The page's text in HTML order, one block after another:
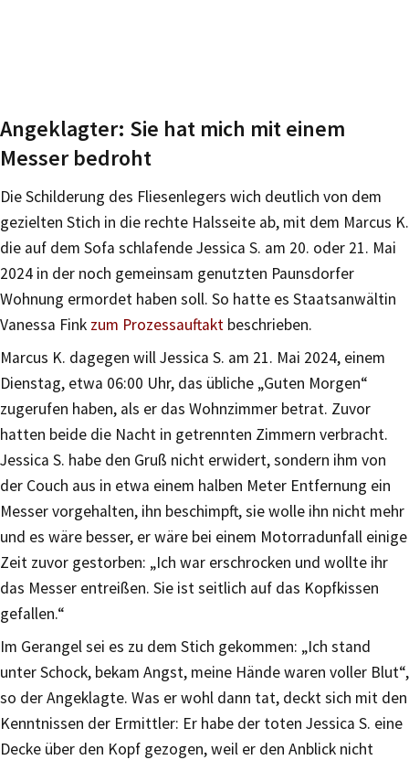
Angeklagter: Sie hat mich mit einem
Messer bedroht
Die Schilderung des Fliesenlegers wich deutlich von dem
gezielten Stich in die rechte Halsseite ab, mit dem Marcus K.
die auf dem Sofa schlafende Jessica S. am 20. oder 21. Mai
2024 in der noch gemeinsam genutzten Paunsdorfer
Wohnung ermordet haben soll. So hatte es Staatsanwältin
Vanessa Fink zum Prozessauftakt beschrieben.
Marcus K. dagegen will Jessica S. am 21. Mai 2024, einem
Dienstag, etwa 06:00 Uhr, das übliche „Guten Morgen“
zugerufen haben, als er das Wohnzimmer betrat. Zuvor
hatten beide die Nacht in getrennten Zimmern verbracht.
Jessica S. habe den Gruß nicht erwidert, sondern ihm von
der Couch aus in etwa einem halben Meter Entfernung ein
Messer vorgehalten, ihn beschimpft, sie wolle ihn nicht mehr
und es wäre besser, er wäre bei einem Motorradunfall einige
Zeit zuvor gestorben: „Ich war erschrocken und wollte ihr
das Messer entreißen. Sie ist seitlich auf das Kopfkissen
gefallen.“
Im Gerangel sei es zu dem Stich gekommen: „Ich stand
unter Schock, bekam Angst, meine Hände waren voller Blut“,
so der Angeklagte. Was er wohl dann tat, deckt sich mit den
Kenntnissen der Ermittler: Er habe der toten Jessica S. eine
Decke über den Kopf gezogen, weil er den Anblick nicht